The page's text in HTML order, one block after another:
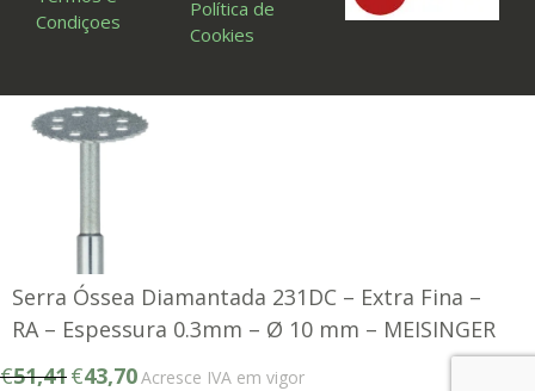
Condiçoes
Política de
Cookies
Serra Óssea Diamantada 231DC – Extra Fina –
RA – Espessura 0.3mm – Ø 10 mm – MEISINGER
€51,41 O
€43,70OAcresce IVA em vigor